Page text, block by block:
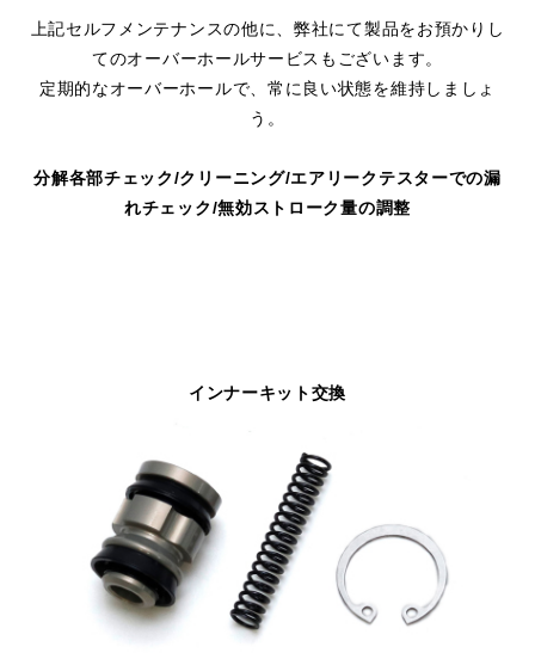
上記セルフメンテナンスの他に、弊社にて製品をお預かりし
てのオーバーホールサービスもございます。
定期的なオーバーホールで、常に良い状態を維持しましょ
う。
分解各部チェック/クリーニング/エアリークテスターでの漏
れチェック/無効ストローク量の調整
インナーキット交換